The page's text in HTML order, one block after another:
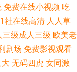
婷色色悠悠 久久在线青
影 日韩综合色 超碰人
免费在线小视频 吃
社在线高清 人人草
三级成人三级 欧美老
剧场 免费影视观看
大 无码四虎 女同激